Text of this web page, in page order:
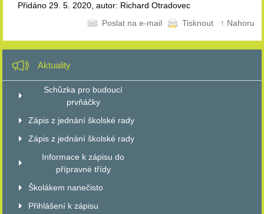
Přidáno 29. 5. 2020, autor: Richard Otradovec
Poslat na e-mail
Tisknout ↑ Nahoru
Aktuality
Schůzka pro budoucí
prvňáčky
Zápis z jednání školské rady
Zápis z jednání školské rady
Informace k zápisu do
přípravné třídy
Školákem nanečisto
Přihlášení k zápisu